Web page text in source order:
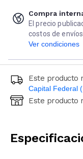
Compra
El precio
costos de
Ver condiciones
Este producto
Capital Federal
Ingresá código
Este producto